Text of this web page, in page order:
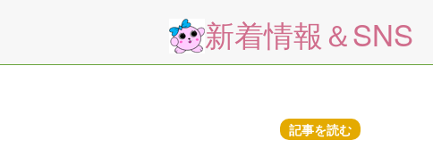
新着情報＆SNS
記事を読む